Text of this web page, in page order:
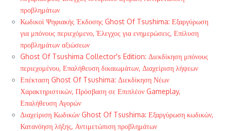
προβλημάτων
Κωδικοί Ψηφιακής Έκδοσης Ghost Of Tsushima: Εξαργύρωση
για μπόνους περιεχόμενο, Έλεγχος για ενημερώσεις, Επίλυση
προβλημάτων αξιώσεων
Ghost Of Tsushima Collector's Edition: Διεκδίκηση μπόνους
περιεχομένου, Επαλήθευση δικαιωμάτων, Διαχείριση λήψεων
Επέκταση Ghost Of Tsushima: Διεκδίκηση Νέων
Χαρακτηριστικών, Πρόσβαση σε Επιπλέον Gameplay,
Επαλήθευση Αγορών
Διαχείριση Κωδικών Ghost Of Tsushima: Εξαργύρωση κωδικών,
Κατανόηση λήξης, Αντιμετώπιση προβλημάτων